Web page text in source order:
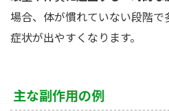
場合、体が慣れていない段階
症状が出やすくなります。
主な副作用の例